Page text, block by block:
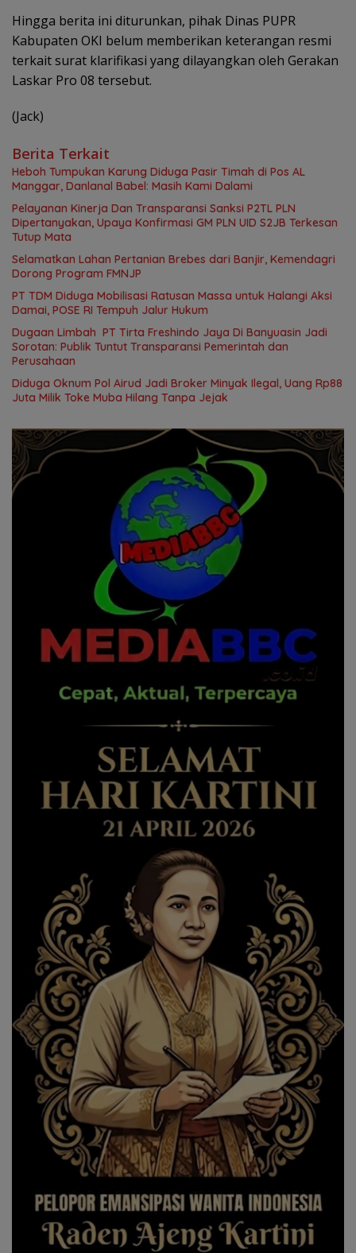
Hingga berita ini diturunkan, pihak Dinas PUPR
Kabupaten OKI belum memberikan keterangan resmi
terkait surat klarifikasi yang dilayangkan oleh Gerakan
Laskar Pro 08 tersebut.
(Jack)
Berita Terkait
Heboh Tumpukan Karung Diduga Pasir Timah di Pos AL
Manggar, Danlanal Babel: Masih Kami Dalami
Pelayanan Kinerja Dan Transparansi Sanksi P2TL PLN
Dipertanyakan, Upaya Konfirmasi GM PLN UID S2JB Terkesan
Tutup Mata
Selamatkan Lahan Pertanian Brebes dari Banjir, Kemendagri
Dorong Program FMNJP
PT TDM Diduga Mobilisasi Ratusan Massa untuk Halangi Aksi
Damai, POSE RI Tempuh Jalur Hukum
Dugaan Limbah PT Tirta Freshindo Jaya Di Banyuasin Jadi
Sorotan: Publik Tuntut Transparansi Pemerintah dan
Perusahaan
Diduga Oknum Pol Airud Jadi Broker Minyak Ilegal, Uang Rp88
Juta Milik Toke Muba Hilang Tanpa Jejak